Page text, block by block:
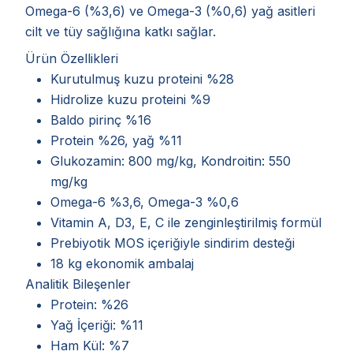
Omega-6 (%3,6) ve Omega-3 (%0,6) yağ asitleri
cilt ve tüy sağlığına katkı sağlar.
Ürün Özellikleri
Kurutulmuş kuzu proteini %28
Hidrolize kuzu proteini %9
Baldo pirinç %16
Protein %26, yağ %11
Glukozamin: 800 mg/kg, Kondroitin: 550
mg/kg
Omega-6 %3,6, Omega-3 %0,6
Vitamin A, D3, E, C ile zenginleştirilmiş formül
Prebiyotik MOS içeriğiyle sindirim desteği
18 kg ekonomik ambalaj
Analitik Bileşenler
Protein: %26
Yağ İçeriği: %11
Ham Kül: %7